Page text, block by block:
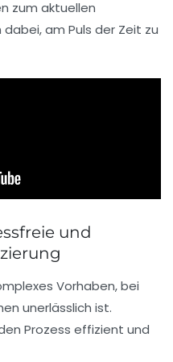
zum aktuellen
am Puls der Zeit zu
und
Vorhaben, bei
unerlässlich ist.
Prozess effizient und